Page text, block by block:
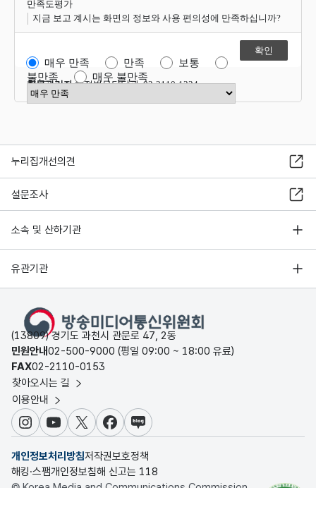
만족도평가
지금 보고 계시는 화면의 정보와 사용 편의성에 만족하십니까?
매우 만족 만족
보통
불만족
매우 불만족
만족도 점수 선택
항목관리자행정법무담당관 02-2110-1324
누리집개선의견
설문조사
소속 및 산하기관
유관기관
(13809) 경기도 과천시 관문로 47, 2동
민원안내02-500-9000 (평일 09:00 ~ 18:00 유료)
FAX02-2110-0153
찾아오시는 길
이용안내
인스타그램
유튜브X 페이스북
블로그
개인정보처리방침저작권보호정책
해킹·스팸개인정보침해 신고는 118
© Korea Media and Communications Commission.